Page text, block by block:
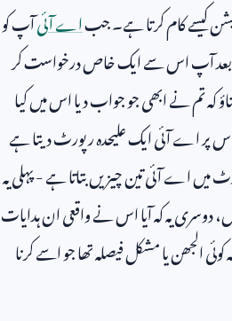
کیسے کام کرتا ہے۔ جباے آئیآپ کو
بعد آپ اس سے ایک خاص درخواست کر
کہ تم نے ابھی جو جواب دیا اس میں کیا
اس پر اے آئی ایک علیحدہ رپورٹ دیتا ہے
اے آئی تین چیزیں بتاتا ہے - پہلی یہ
دوسری یہ کہ آیا اس نے واقعی ان ہدایات
الجھن یا مشکل فیصلہ تھا جو اسے کرنا